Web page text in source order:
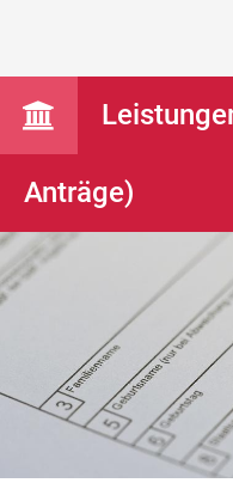
Anträge)